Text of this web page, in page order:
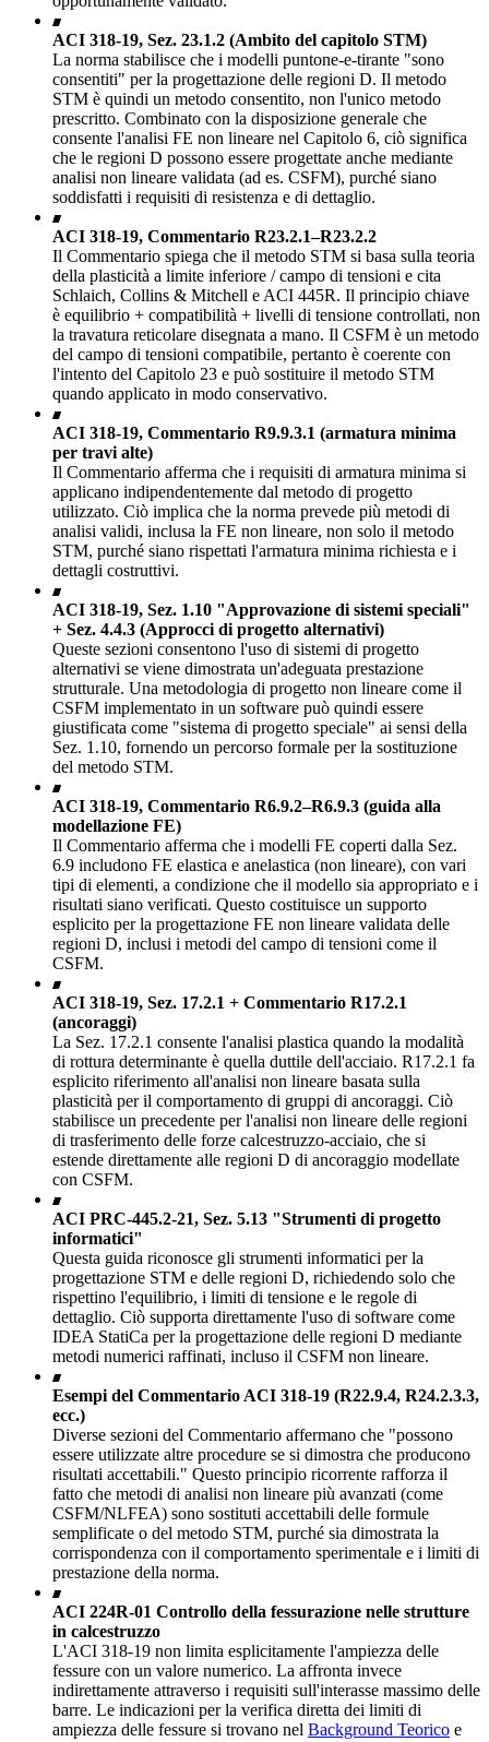
ACI 318-19, Sez. 23.1.2 (Ambito del capitolo STM)
La norma stabilisce che i modelli puntone-e-tirante "sono
consentiti" per la progettazione delle regioni D. Il metodo
STM è quindi un metodo consentito, non l'unico metodo
prescritto. Combinato con la disposizione generale che
consente l'analisi FE non lineare nel Capitolo 6, ciò significa
che le regioni D possono essere progettate anche mediante
analisi non lineare validata (ad es. CSFM), purché siano
soddisfatti i requisiti di resistenza e di dettaglio.
ACI 318-19, Commentario R23.2.1–R23.2.2
Il Commentario spiega che il metodo STM si basa sulla teoria
della plasticità a limite inferiore / campo di tensioni e cita
Schlaich, Collins & Mitchell e ACI 445R. Il principio chiave
è equilibrio + compatibilità + livelli di tensione controllati, non
la travatura reticolare disegnata a mano. Il CSFM è un metodo
del campo di tensioni compatibile, pertanto è coerente con
l'intento del Capitolo 23 e può sostituire il metodo STM
quando applicato in modo conservativo.
ACI 318-19, Commentario R9.9.3.1 (armatura minima
per travi alte)
Il Commentario afferma che i requisiti di armatura minima si
applicano indipendentemente dal metodo di progetto
utilizzato. Ciò implica che la norma prevede più metodi di
analisi validi, inclusa la FE non lineare, non solo il metodo
STM, purché siano rispettati l'armatura minima richiesta e i
dettagli costruttivi.
ACI 318-19, Sez. 1.10 "Approvazione di sistemi speciali"
+ Sez. 4.4.3 (Approcci di progetto alternativi)
Queste sezioni consentono l'uso di sistemi di progetto
alternativi se viene dimostrata un'adeguata prestazione
strutturale. Una metodologia di progetto non lineare come il
CSFM implementato in un software può quindi essere
giustificata come "sistema di progetto speciale" ai sensi della
Sez. 1.10, fornendo un percorso formale per la sostituzione
del metodo STM.
ACI 318-19, Commentario R6.9.2–R6.9.3 (guida alla
modellazione FE)
Il Commentario afferma che i modelli FE coperti dalla Sez.
6.9 includono FE elastica e anelastica (non lineare), con vari
tipi di elementi, a condizione che il modello sia appropriato e i
risultati siano verificati. Questo costituisce un supporto
esplicito per la progettazione FE non lineare validata delle
regioni D, inclusi i metodi del campo di tensioni come il
CSFM.
ACI 318-19, Sez. 17.2.1 + Commentario R17.2.1
(ancoraggi)
La Sez. 17.2.1 consente l'analisi plastica quando la modalità
di rottura determinante è quella duttile dell'acciaio. R17.2.1 fa
esplicito riferimento all'analisi non lineare basata sulla
plasticità per il comportamento di gruppi di ancoraggi. Ciò
stabilisce un precedente per l'analisi non lineare delle regioni
di trasferimento delle forze calcestruzzo-acciaio, che si
estende direttamente alle regioni D di ancoraggio modellate
con CSFM.
ACI PRC-445.2-21, Sez. 5.13 "Strumenti di progetto
informatici"
Questa guida riconosce gli strumenti informatici per la
progettazione STM e delle regioni D, richiedendo solo che
rispettino l'equilibrio, i limiti di tensione e le regole di
dettaglio. Ciò supporta direttamente l'uso di software come
IDEA StatiCa per la progettazione delle regioni D mediante
metodi numerici raffinati, incluso il CSFM non lineare.
Esempi del Commentario ACI 318-19 (R22.9.4, R24.2.3.3,
ecc.)
Diverse sezioni del Commentario affermano che "possono
essere utilizzate altre procedure se si dimostra che producono
risultati accettabili." Questo principio ricorrente rafforza il
fatto che metodi di analisi non lineare più avanzati (come
CSFM/NLFEA) sono sostituti accettabili delle formule
semplificate o del metodo STM, purché sia dimostrata la
corrispondenza con il comportamento sperimentale e i limiti di
prestazione della norma.
ACI 224R-01 Controllo della fessurazione nelle strutture
in calcestruzzo
L'ACI 318-19 non limita esplicitamente l'ampiezza delle
fessure con un valore numerico. La affronta invece
indirettamente attraverso i requisiti sull'interasse massimo delle
barre. Le indicazioni per la verifica diretta dei limiti di
ampiezza delle fessure si trovano nel Background Teorico e